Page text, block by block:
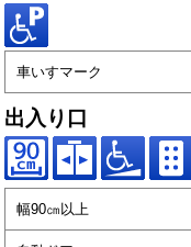
車いすマーク
出入り口
幅90㎝以上